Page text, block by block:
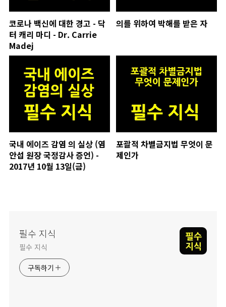
코로나 백신에 대한 경고 - 닥
터 캐리 마디 - Dr. Carrie
Madej
의를 위하여 박해를 받은 자
국내 에이즈 감염 의 실상 (염
안섭 원장 국정감사 증언) -
2017년 10월 13일(금)
포괄적 차별금지법 무엇이 문
제인가
필수 지식
필수 지식
구독하기